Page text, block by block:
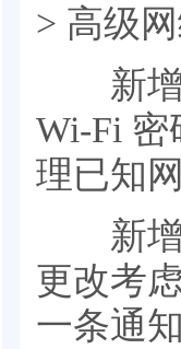
> 高级网
新增
Wi-Fi 密
理已知网
新增
更改考
一条通